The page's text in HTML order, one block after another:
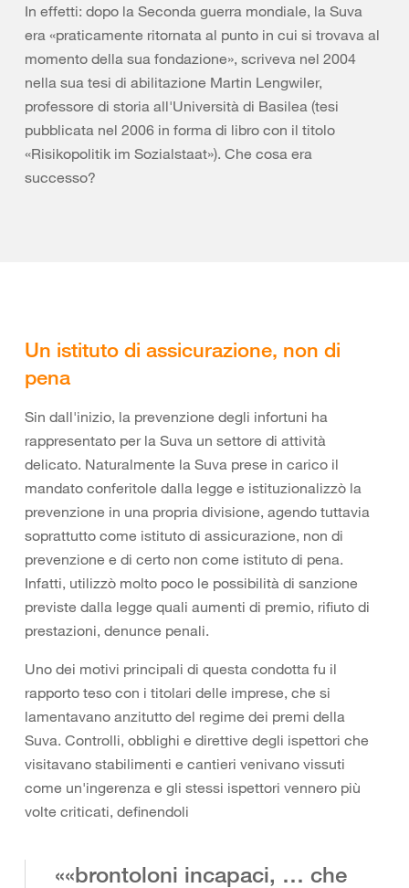
In effetti: dopo la Seconda guerra mondiale, la Suva
era «praticamente ritornata al punto in cui si trovava al
momento della sua fondazione», scriveva nel 2004
nella sua tesi di abilitazione Martin Lengwiler,
professore di storia all'Università di Basilea (tesi
pubblicata nel 2006 in forma di libro con il titolo
«Risikopolitik im Sozialstaat»). Che cosa era
successo?
Un istituto di assicurazione, non di
pena
Sin dall'inizio, la prevenzione degli infortuni ha
rappresentato per la Suva un settore di attività
delicato. Naturalmente la Suva prese in carico il
mandato conferitole dalla legge e istituzionalizzò la
prevenzione in una propria divisione, agendo tuttavia
soprattutto come istituto di assicurazione, non di
prevenzione e di certo non come istituto di pena.
Infatti, utilizzò molto poco le possibilità di sanzione
previste dalla legge quali aumenti di premio, rifiuto di
prestazioni, denunce penali.
Uno dei motivi principali di questa condotta fu il
rapporto teso con i titolari delle imprese, che si
lamentavano anzitutto del regime dei premi della
Suva. Controlli, obblighi e direttive degli ispettori che
visitavano stabilimenti e cantieri venivano vissuti
come un'ingerenza e gli stessi ispettori vennero più
volte criticati, definendoli
««brontoloni incapaci, … che